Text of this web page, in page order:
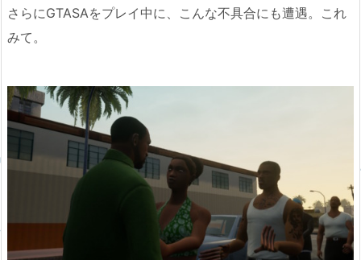
さらにGTASAをプレイ中に、こんな不具合にも遭遇。これ
みて。